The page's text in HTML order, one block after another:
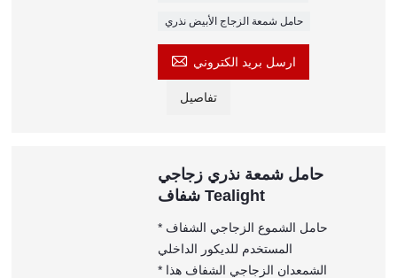
حامل شمعة الزجاج الأبيض نذري
 ارسل بريد الكتروني
تفاصيل
حامل شمعة نذري زجاجي
شفاف Tealight
* حامل الشموع الزجاجي الشفاف
المستخدم للديكور الداخلي
* الشمعدان الزجاجي الشفاف هذا